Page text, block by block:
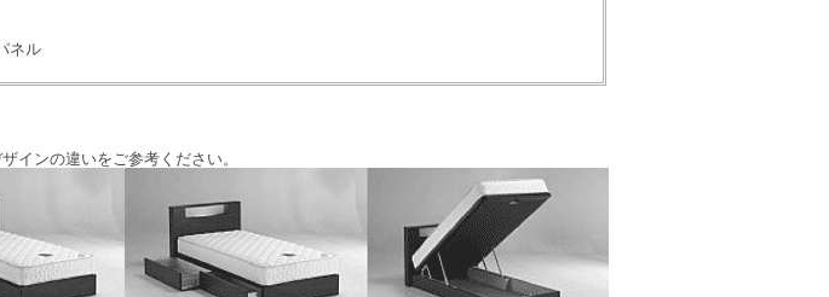
ネル
インの違いをご参考ください。